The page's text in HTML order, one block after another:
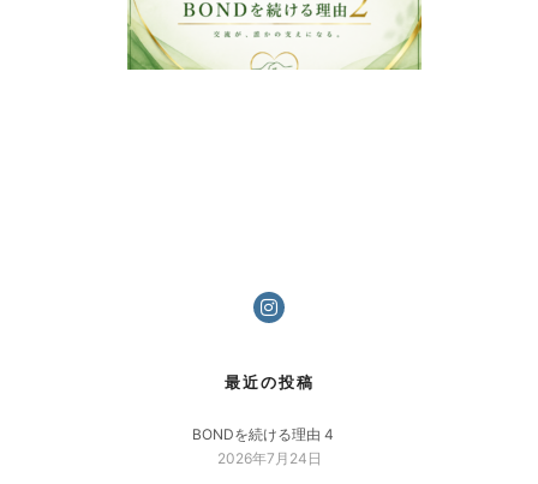
最近の投稿
BONDを続ける理由 4
2026年7月24日